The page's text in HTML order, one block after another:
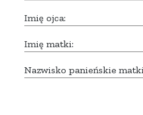
Imię ojca:
Imię matki:
Nazwisko panieńskie